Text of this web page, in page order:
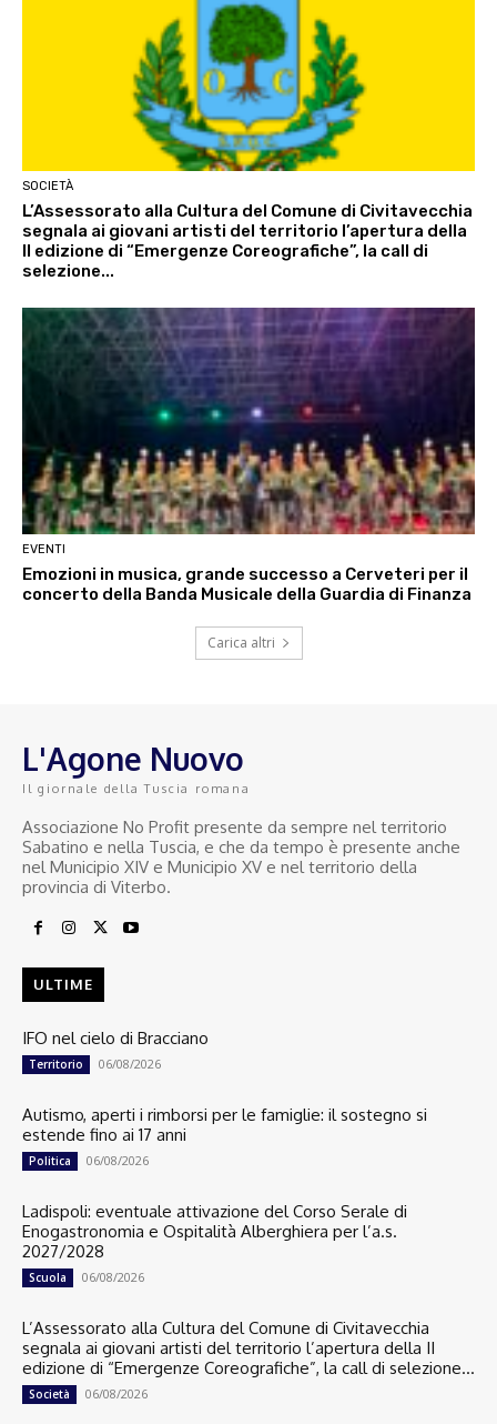
SOCIETÀ
L’Assessorato alla Cultura del Comune di Civitavecchia
segnala ai giovani artisti del territorio l’apertura della
II edizione di “Emergenze Coreografiche”, la call di
selezione...
EVENTI
Emozioni in musica, grande successo a Cerveteri per il
concerto della Banda Musicale della Guardia di Finanza
Carica altri
L'Agone Nuovo
Il giornale della Tuscia romana
Associazione No Profit presente da sempre nel territorio
Sabatino e nella Tuscia, e che da tempo è presente anche
nel Municipio XIV e Municipio XV e nel territorio della
provincia di Viterbo.
ULTIME
IFO nel cielo di Bracciano
Territorio 06/08/2026
Autismo, aperti i rimborsi per le famiglie: il sostegno si
estende fino ai 17 anni
Politica 06/08/2026
Ladispoli: eventuale attivazione del Corso Serale di
Enogastronomia e Ospitalità Alberghiera per l’a.s.
2027/2028
Scuola 06/08/2026
L’Assessorato alla Cultura del Comune di Civitavecchia
segnala ai giovani artisti del territorio l’apertura della II
edizione di “Emergenze Coreografiche”, la call di selezione...
Società 06/08/2026